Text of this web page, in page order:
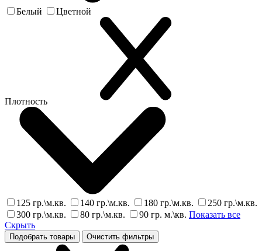
Белый Цветной
Плотность
125 гр.\м.кв. 140 гр.\м.кв. 180 гр.\м.кв.
250 гр.\м.кв.
300 гр.\м.кв.
80 гр.\м.кв. 90 гр. м.\кв. Показать все
Скрыть
Подобрать товары Очистить фильтры